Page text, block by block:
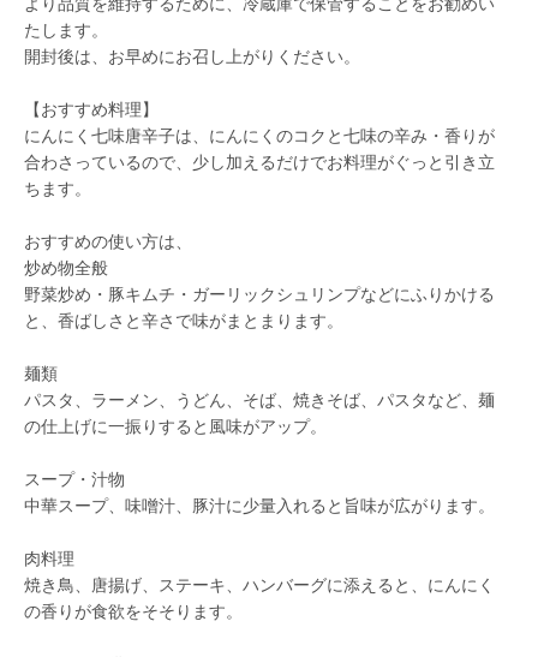
より品質を維持するために、冷蔵庫で保管することをお勧めい
たします。
開封後は、お早めにお召し上がりください。
【おすすめ料理】
にんにく七味唐辛子は、にんにくのコクと七味の辛み・香りが
合わさっているので、少し加えるだけでお料理がぐっと引き立
ちます。
おすすめの使い方は、
炒め物全般
野菜炒め・豚キムチ・ガーリックシュリンプなどにふりかける
と、香ばしさと辛さで味がまとまります。
麺類
パスタ、ラーメン、うどん、そば、焼きそば、パスタなど、麺
の仕上げに一振りすると風味がアップ。
スープ・汁物
中華スープ、味噌汁、豚汁に少量入れると旨味が広がります。
肉料理
焼き鳥、唐揚げ、ステーキ、ハンバーグに添えると、にんにく
の香りが食欲をそそります。